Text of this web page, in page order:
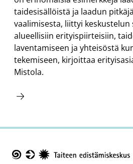
taidesisällöistä ja laadun
vaalimisesta, liittyi
alueellisiin erityispiirteisiin,
laventamiseen ja yhteisöstä
tekemiseen, kirjoittaa
Mistola.